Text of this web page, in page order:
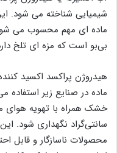
شیمیایی شناخته می شود.
ماده ای مهم محسوب می
بی‌بو است که مزه ای تلخ
هیدروژن پراکسد اکسید
ماده در صنایع زیر
سانتی‌گراد نگهداری شود. این
محصولات ناسازگار و قابل